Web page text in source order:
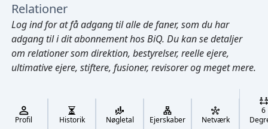
Cmd/Ctrl + K
Relationer
Log indfor at få adgang til alle de faner, som du har
adgang til i dit abonnement hos BiQ. Du kan se detaljer
om relationer som direktion, bestyrelser, reelle ejere,
ultimative ejere, stiftere, fusioner, revisorer og meget mere.
Profil Historik Nøgletal Ejerskaber Netværk
6